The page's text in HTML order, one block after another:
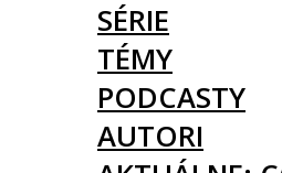
SÉRIE
TÉMY
PODCASTY
AUTORI